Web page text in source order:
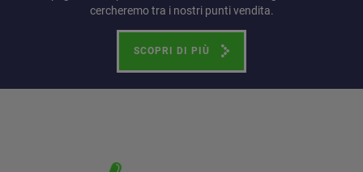
cercheremo tra i nostri punti vendita.
SCOPRI DI PIÙ